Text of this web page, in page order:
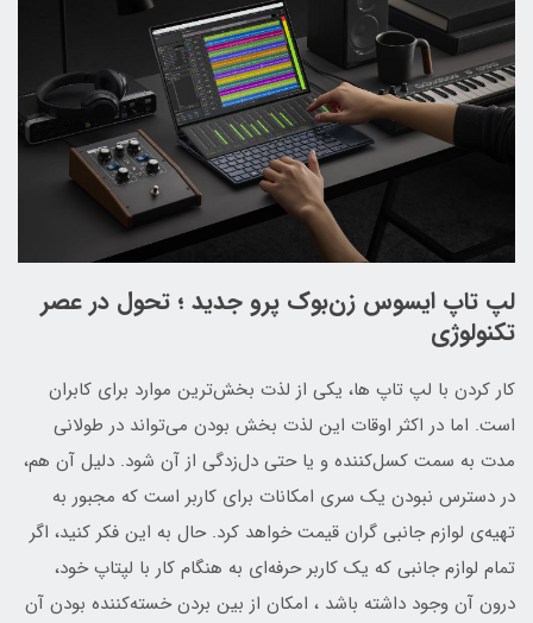
لپ تاپ ایسوس زن‌بوک پرو جدید ؛ تحول در عصر
تکنولوژی
کار کردن با لپ تاپ ها، یکی از لذت بخش‌ترین موارد برای کابران
است. اما در اکثر اوقات این لذت بخش بودن می‌تواند در طولانی
مدت به سمت کسل‌کننده و یا حتی دل‌زدگی از آن شود. دلیل آن هم،
در دسترس نبودن یک سری امکانات برای کاربر است که مجبور به
تهیه‌ی لوازم جانبی گران قیمت خواهد کرد. حال به این فکر کنید، اگر
تمام لوازم جانبی که یک کاربر حرفه‌ای به هنگام کار با لپتاپ خود،
درون آن وجود داشته باشد ، امکان از بین بردن خسته‌کننده بودن آن